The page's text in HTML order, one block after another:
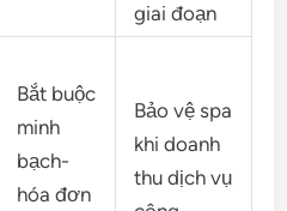
giai đoạn
Bắt buộc
minh
bạch-
hóa đơn
Bảo vệ spa
khi doanh
thu dịch vụ